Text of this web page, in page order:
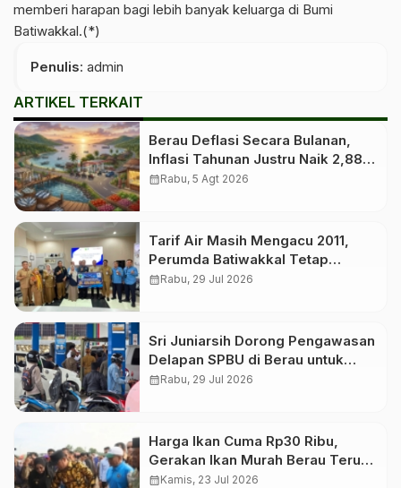
memberi harapan bagi lebih banyak keluarga di Bumi
Batiwakkal.(*)
Penulis: admin
ARTIKEL TERKAIT
Berau Deflasi Secara Bulanan,
Inflasi Tahunan Justru Naik 2,88
Persen
calendar_monthRabu, 5 Agt 2026
Tarif Air Masih Mengacu 2011,
Perumda Batiwakkal Tetap
Berkontribusi untuk PAD
calendar_monthRabu, 29 Jul 2026
Sri Juniarsih Dorong Pengawasan
Delapan SPBU di Berau untuk
Cegah Penyimpangan
calendar_monthRabu, 29 Jul 2026
Harga Ikan Cuma Rp30 Ribu,
Gerakan Ikan Murah Berau Terus
Digelar Bergilir di 13 Kecamatan
calendar_monthKamis, 23 Jul 2026